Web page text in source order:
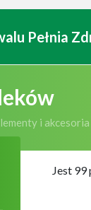
Pełnia
i akcesoria
Jest